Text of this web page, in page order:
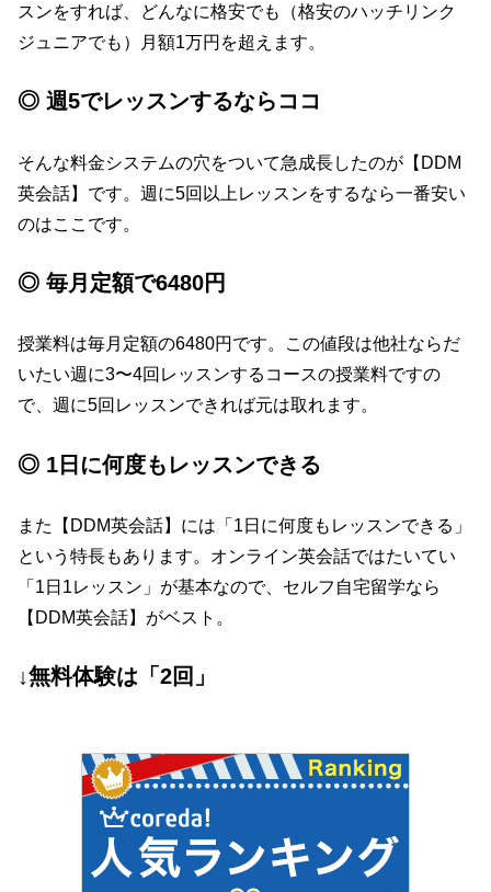
スンをすれば、どんなに格安でも（格安のハッチリンク
ジュニアでも）月額1万円を超えます。
◎ 週5でレッスンするならココ
そんな料金システムの穴をついて急成長したのが【DDM
英会話】です。週に5回以上レッスンをするなら一番安い
のはここです。
◎ 毎月定額で6480円
授業料は毎月定額の6480円です。この値段は他社ならだ
いたい週に3〜4回レッスンするコースの授業料ですの
で、週に5回レッスンできれば元は取れます。
◎ 1日に何度もレッスンできる
また【DDM英会話】には「1日に何度もレッスンできる」
という特長もあります。オンライン英会話ではたいてい
「1日1レッスン」が基本なので、セルフ自宅留学なら
【DDM英会話】がベスト。
↓無料体験は「2回」